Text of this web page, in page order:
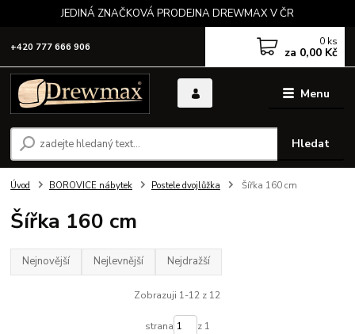
JEDINÁ ZNAČKOVÁ PRODEJNA DREWMAX V ČR
Menu
Hledat
+420 777 666 906 0 ks
za 0,00 Kč
Úvod BOROVICE nábytek Postele dvojlůžka Šířka 160 cm
Šířka 160 cm
Nejnovější Nejlevnější Nejdražší
Zobrazuji 1-12 z 12
strana z 1